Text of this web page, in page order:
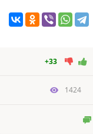
+33
1424